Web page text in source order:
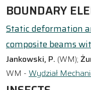
BOUNDARY
Static deformation
composite beams
Jankowski, P. (WM);
WM - Wydział